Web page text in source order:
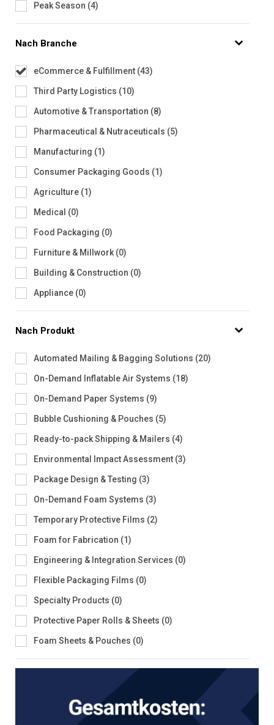
Peak Season (4)
Nach Branche
eCommerce & Fulfillment (43)
Third Party Logistics (10)
Automotive & Transportation (8)
Pharmaceutical & Nutraceuticals (5)
Manufacturing (1)
Consumer Packaging Goods (1)
Agriculture (1)
Medical (0)
Food Packaging (0)
Furniture & Millwork(0)
Building & Construction (0)
Appliance (0)
Nach Produkt
Automated Mailing & Bagging Solutions (20)
On-Demand Inflatable Air Systems (18)
On-Demand Paper Systems (9)
Bubble Cushioning & Pouches (5)
Ready-to-pack Shipping & Mailers (4)
Environmental Impact Assessment (3)
Package Design & Testing (3)
On-Demand Foam Systems (3)
Temporary Protective Films (2)
Foam for Fabrication (1)
Engineering & Integration Services (0)
Flexible Packaging Films (0)
Specialty Products (0)
Protective Paper Rolls & Sheets (0)
Foam Sheets & Pouches (0)